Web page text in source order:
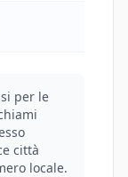
per le
città
locale.